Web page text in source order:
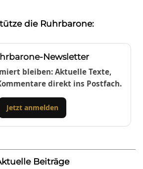
die Ruhrbarone:
Newsletter
bleiben: Aktuelle Texte,
direkt ins Postfach.
Jetzt anmelden
Beiträge